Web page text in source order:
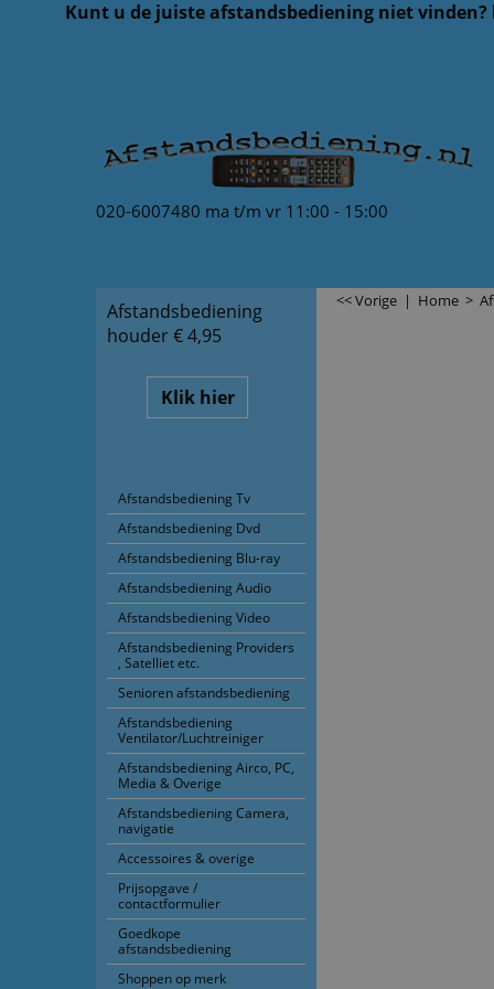
Kunt u de juiste afstandsbediening niet
020-6007480 ma t/m vr 11:00 - 15:00
Afstandsbediening
houder € 4,95
Klik hier
Afstandsbediening Tv
Afstandsbediening Dvd
Afstandsbediening Blu-ray
Afstandsbediening Audio
Afstandsbediening Video
Afstandsbediening Providers
, Satelliet etc.
Senioren afstandsbediening
Afstandsbediening
Ventilator/Luchtreiniger
Afstandsbediening Airco, PC,
Media & Overige
Afstandsbediening Camera,
navigatie
Accessoires & overige
Prijsopgave /
contactformulier
Goedkope
afstandsbediening
Shoppen op merk
<< Vorige | Home >